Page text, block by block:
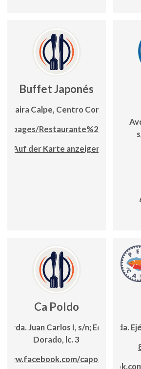
Buffet Japonés
Calpe, Centro Comercial
pages/
Auf der Karte anzeigen
Ca Poldo
Avda. Juan Carlos I, s/n; Edf.
Dorado, lc. 3
www.facebook.com/capoldo
Avda.